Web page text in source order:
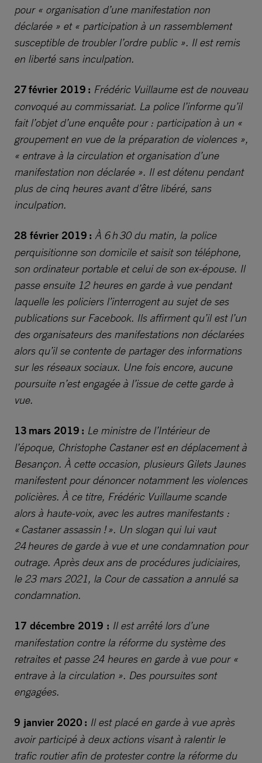
pour « organisation d’une manifestation non
déclarée » et « participation à un rassemblement
susceptible de troubler l’ordre public ». Il est remis
en liberté sans inculpation.
27 février 2019 : Frédéric Vuillaume est de nouveau
convoqué au commissariat. La police l’informe qu’il
fait l’objet d’une enquête pour : participation à un «
groupement en vue de la préparation de violences »,
« entrave à la circulation et organisation d’une
manifestation non déclarée ». Il est détenu pendant
plus de cinq heures avant d’être libéré, sans
inculpation.
28 février 2019 : À 6 h 30 du matin, la police
perquisitionne son domicile et saisit son téléphone,
son ordinateur portable et celui de son ex-épouse. Il
passe ensuite 12 heures en garde à vue pendant
laquelle les policiers l’interrogent au sujet de ses
publications sur Facebook. Ils affirment qu’il est l’un
des organisateurs des manifestations non déclarées
alors qu’il se contente de partager des informations
sur les réseaux sociaux. Une fois encore, aucune
poursuite n’est engagée à l’issue de cette garde à
vue.
13 mars 2019 : Le ministre de l’Intérieur de
l’époque, Christophe Castaner est en déplacement à
Besançon. À cette occasion, plusieurs Gilets Jaunes
manifestent pour dénoncer notamment les violences
policières. À ce titre, Frédéric Vuillaume scande
alors à haute-voix, avec les autres manifestants :
« Castaner assassin ! ». Un slogan qui lui vaut
24 heures de garde à vue et une condamnation pour
outrage. Après deux ans de procédures judiciaires,
le 23 mars 2021, la Cour de cassation a annulé sa
condamnation.
17 décembre 2019 : Il est arrêté lors d’une
manifestation contre la réforme du système des
retraites et passe 24 heures en garde à vue pour «
entrave à la circulation ». Des poursuites sont
engagées.
9 janvier 2020 : Il est placé en garde à vue après
avoir participé à deux actions visant à ralentir le
trafic routier afin de protester contre la réforme du